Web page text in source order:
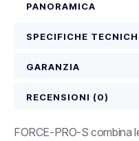
PANORAMICA
SPECIFICHE
GARANZIA
RECENSIONI (0)
FORCE-PRO-S combina